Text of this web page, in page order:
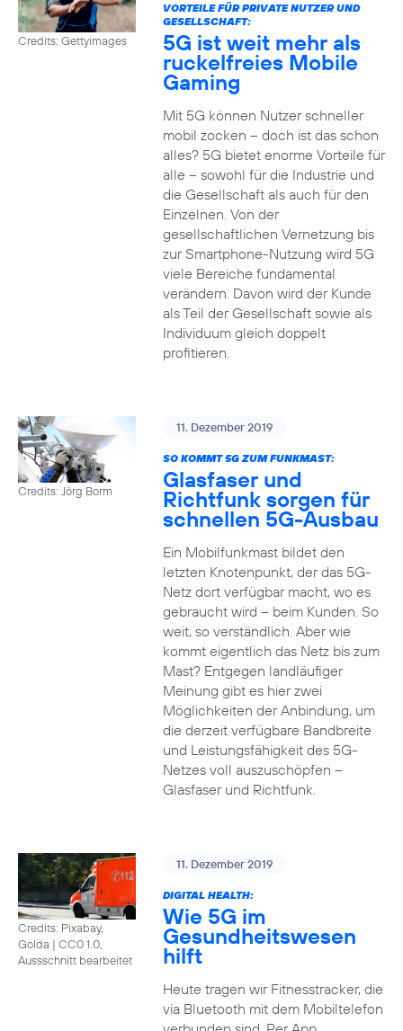
Credits: Gettyimages
VORTEILE FÜR PRIVATE NUTZER UND
GESELLSCHAFT:
5G ist weit mehr als
ruckelfreies Mobile
Gaming
Mit 5G können Nutzer schneller
mobil zocken – doch ist das schon
alles? 5G bietet enorme Vorteile für
alle – sowohl für die Industrie und
die Gesellschaft als auch für den
Einzelnen. Von der
gesellschaftlichen Vernetzung bis
zur Smartphone-Nutzung wird 5G
viele Bereiche fundamental
verändern. Davon wird der Kunde
als Teil der Gesellschaft sowie als
Individuum gleich doppelt
profitieren.
Credits: Jörg Borm
11. Dezember 2019
SO KOMMT 5G ZUM FUNKMAST:
Glasfaser und
Richtfunk sorgen für
schnellen 5G-Ausbau
Ein Mobilfunkmast bildet den
letzten Knotenpunkt, der das 5G-
Netz dort verfügbar macht, wo es
gebraucht wird – beim Kunden. So
weit, so verständlich. Aber wie
kommt eigentlich das Netz bis zum
Mast? Entgegen landläufiger
Meinung gibt es hier zwei
Möglichkeiten der Anbindung, um
die derzeit verfügbare Bandbreite
und Leistungsfähigkeit des 5G-
Netzes voll auszuschöpfen –
Glasfaser und Richtfunk.
Credits: Pixabay,
Golda | CC0 1.0,
Aussschnitt bearbeitet
11. Dezember 2019
DIGITAL HEALTH:
Wie 5G im
Gesundheitswesen
hilft
Heute tragen wir Fitnesstracker, die
via Bluetooth mit dem Mobiltelefon